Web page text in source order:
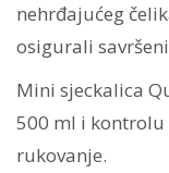
nehrđajućeg
osigurali
Mini sjeckalica
500 ml i kontrolu
rukovanje.